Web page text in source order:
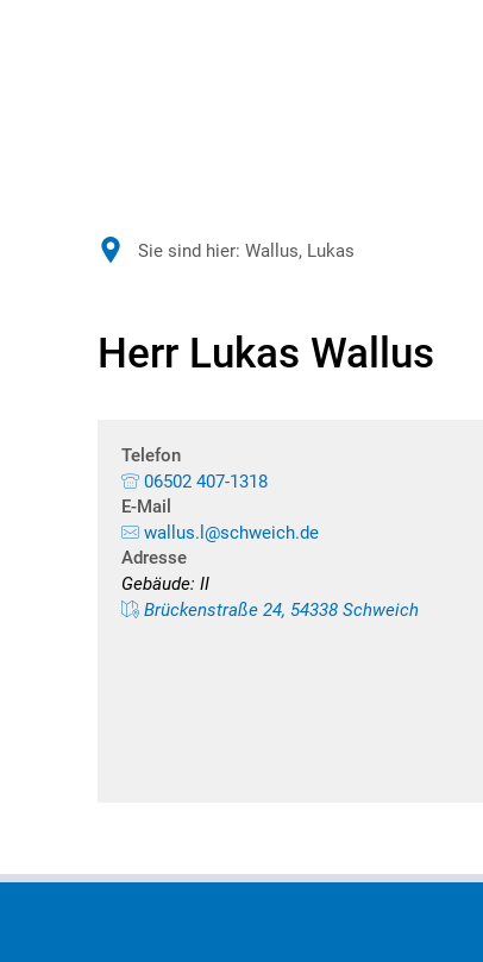
Sie sind hier: Wallus, Lukas
Herr Lukas Wallus
Telefon
06502 407-1318
E-Mail
wallus.l@schweich.de
Adresse
Gebäude: II
Brückenstraße 24, 54338 Schweich